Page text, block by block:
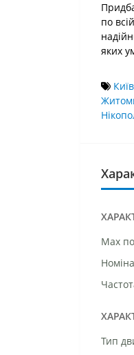
по
яких
Київ
Маx
Тип